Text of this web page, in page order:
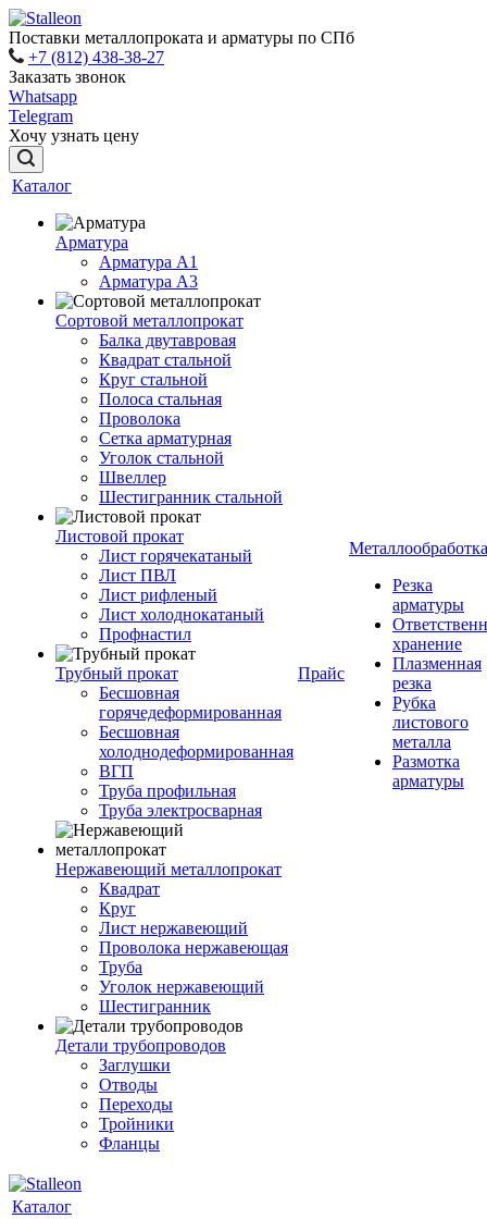
Поставки металлопроката и арматуры по СПб
+7 (812) 438-38-27
Заказать звонок
Whatsapp
Telegram
Хочу узнать цену
Каталог
Арматура
Арматура A1
Арматура А3
Сортовой металлопрокат
Балка двутавровая
Квадрат стальной
Круг стальной
Полоса стальная
Проволока
Сетка арматурная
Уголок стальной
Швеллер
Шестигранник стальной
Листовой прокат
Лист горячекатаный
Лист ПВЛ
Лист рифленый
Лист холоднокатаный
Профнастил
Трубный прокат
Бесшовная
горячедеформированная
Бесшовная
холоднодеформированная
ВГП
Труба профильная
Труба электросварная
Нержавеющий металлопрокат
Квадрат
Круг
Лист нержавеющий
Проволока нержавеющая
Труба
Уголок нержавеющий
Шестигранник
Детали трубопроводов
Заглушки
Отводы
Переходы
Тройники
Фланцы
Прайс
Металлообработка
Резка
арматуры
хранение
Плазменная
резка
Рубка
листового
металла
Размотка
арматуры
Каталог